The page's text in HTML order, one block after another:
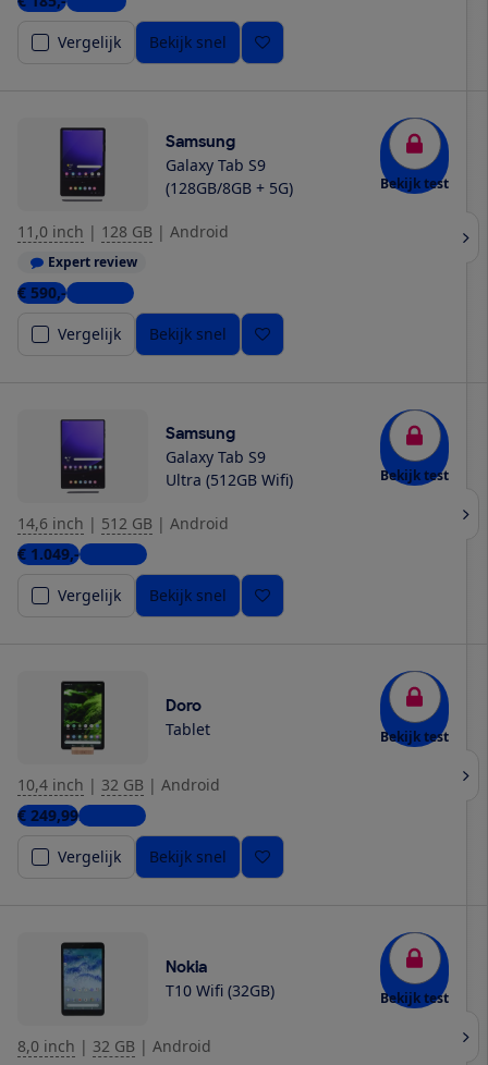
Vergelijk
Bekijk snel
Samsung
Galaxy Tab S9
(128GB/8GB + 5G)
Bekijk test
11,0 inch | 128 GB | Android
Expert review
€ 590,-3 winkels
Vergelijk
Bekijk snel
Samsung
Galaxy Tab S9
Ultra (512GB Wifi)
Bekijk test
14,6 inch | 512 GB | Android
€ 1.049,-3 winkels
Vergelijk
Bekijk snel
Doro
Tablet Bekijk test
10,4 inch | 32 GB | Android
€ 249,992 winkels
Vergelijk
Bekijk snel
Nokia
T10 Wifi (32GB) Bekijk test
8,0 inch | 32 GB | Android